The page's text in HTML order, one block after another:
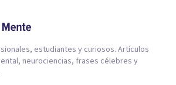
estudiantes y curiosos. Artículos
neurociencias, frases célebres y